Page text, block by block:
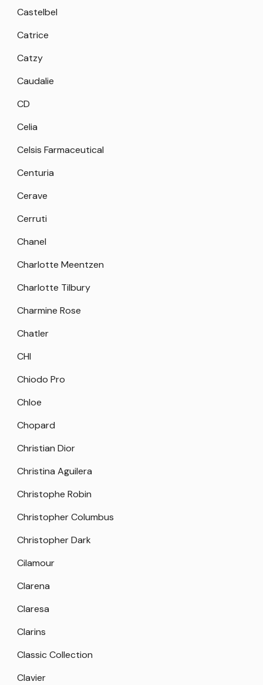
Castelbel
Catrice
Catzy
Caudalie
CD
Celia
Celsis Farmaceutical
Centuria
Cerave
Cerruti
Chanel
Charlotte Meentzen
Charlotte Tilbury
Charmine Rose
Chatler
CHI
Chiodo Pro
Chloe
Chopard
Christian Dior
Christina Aguilera
Christophe Robin
Christopher Columbus
Christopher Dark
Cilamour
Clarena
Claresa
Clarins
Classic Collection
Clavier